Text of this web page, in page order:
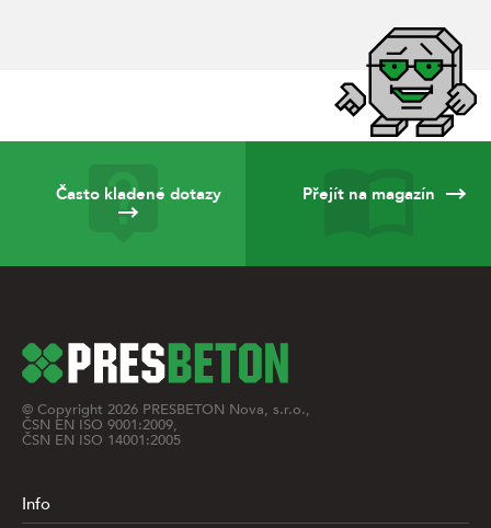
Často kladené dotazy Přejít na magazín
© Copyright 2026 PRESBETON Nova, s.r.o.,
ČSN EN ISO 9001:2009,
ČSN EN ISO 14001:2005
Info